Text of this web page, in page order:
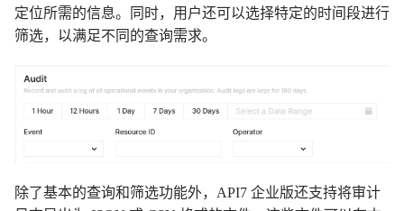
定位所需的信息。同时，用户还可以选择特定的时间段进行
筛选，以满足不同的查询需求。
除了基本的查询和筛选功能外，API7 企业版还支持将审计